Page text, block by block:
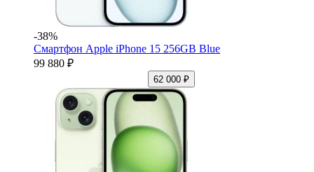
-38%
Смартфон Apple iPhone 15 256GB Blue
99 880 ₽
62 000 ₽